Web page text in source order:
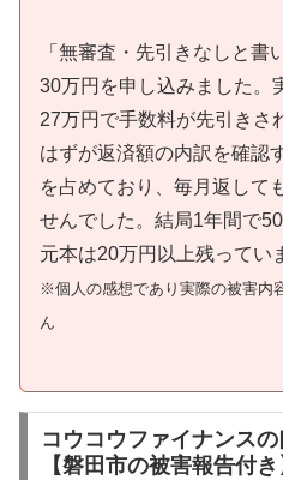
「無審査・先引きなしと書
30万円を申し込みました。
27万円で手数料が先引きさ
はずが返済額の内訳を確認
を占めており、毎月返して
せんでした。結局1年間で
元本は20万円以上残ってい
※個人の感想であり実際の被害内
ん
コウコウファイナンス
【磐田市の被害報告付き